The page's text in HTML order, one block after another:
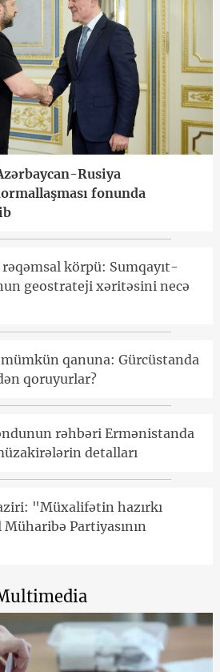
Rusiya
fonunda
körpü: Sumqayıt-
geostrateji xəritəsini necə
qanuna: Gürcüstanda
qoruyurlar?
rəhbəri Ermənistanda
detalları
"Müxalifətin hazırkı
Partiyasının